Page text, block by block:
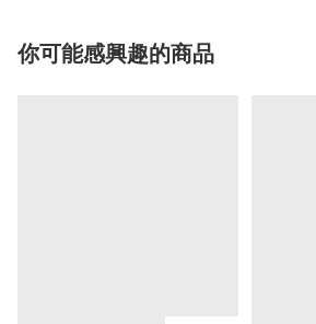
你可能感興趣的商品